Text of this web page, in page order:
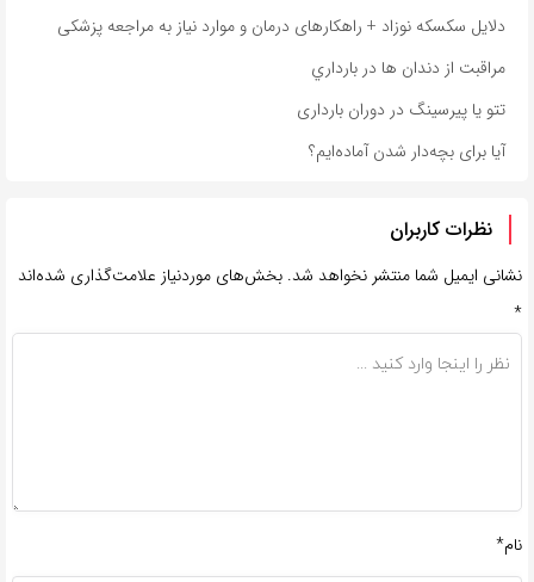
دلایل سکسکه نوزاد + راهکارهای درمان و موارد نیاز به مراجعه پزشکی
مراقبت از دندان‌ ها در بارداري
تتو یا پیرسینگ در دوران بارداری
آیا برای بچه‌دار شدن آماده‌ایم؟
نظرات کاربران
نشانی ایمیل شما منتشر نخواهد شد. بخش‌های موردنیاز علامت‌گذاری شده‌اند
*
نام*